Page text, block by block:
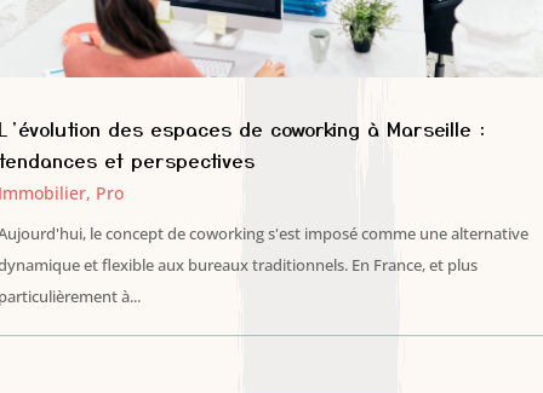
des espaces de coworking à Marseille :
et perspectives
, Pro
le concept de coworking s'est imposé comme une alternative
et flexible aux bureaux traditionnels. En France, et plus
à...